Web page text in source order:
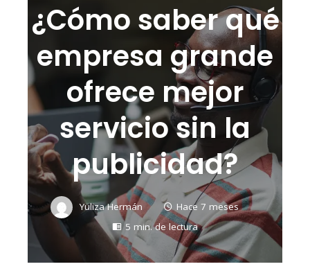
¿Cómo saber qué
empresa grande
ofrece mejor
servicio sin la
publicidad?
Yuliza Hermán
Hace 7 meses
5 min. de lectura